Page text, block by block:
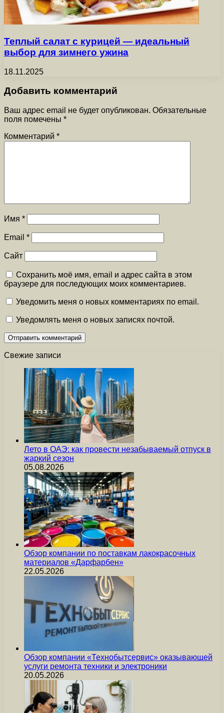
Теплый салат с курицей — идеальный
выбор для зимнего ужина
18.11.2025
Добавить комментарий
Ваш адрес email не будет опубликован. Обязательные
поля помечены *
Комментарий *
Имя *
Email *
Сайт
Сохранить моё имя, email и адрес сайта в этом
браузере для последующих моих комментариев.
Уведомить меня о новых комментариях по email.
Уведомлять меня о новых записях почтой.
Свежие записи
Лето в ОАЭ: как провести незабываемый отпуск в
жаркий сезон
05.08.2026
Обзор компании по поставкам лакокрасочных
материалов «Дарфарбен»
22.05.2026
Обзор компании «Технобытсервис» оказывающей
услуги ремонта техники и электроники
20.05.2026